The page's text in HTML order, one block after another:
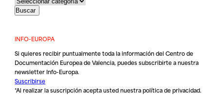
INFO-EUROPA
Si quieres recibir puntualmente toda la información del Centro de
Documentación Europea de Valencia, puedes subscribirte a nuestra
newsletter Info-Europa.
Suscribirse
*Al realizar la suscripción acepta usted nuestrapolítica de privacidad.